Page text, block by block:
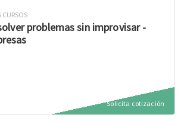
CURSOS
problemas sin improvisar -
Solicita cotización